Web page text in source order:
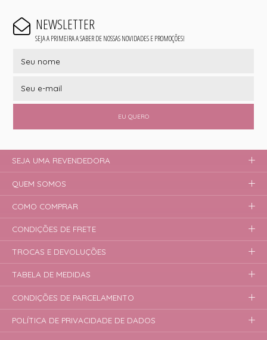
NEWSLETTER
SEJA A PRIMEIRA A SABER DE NOSSAS NOVIDADES E PROMOÇÕES!
EU QUERO
SEJA UMA REVENDEDORA
QUEM SOMOS
COMO COMPRAR
CONDIÇÕES DE FRETE
TROCAS E DEVOLUÇÕES
TABELA DE MEDIDAS
CONDIÇÕES DE PARCELAMENTO
POLÍTICA DE PRIVACIDADE DE DADOS